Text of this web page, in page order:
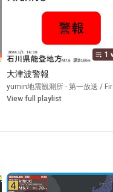
Playlist
1
大津波警報
yumin地震観測所 - 第一放送 /
View full playlist